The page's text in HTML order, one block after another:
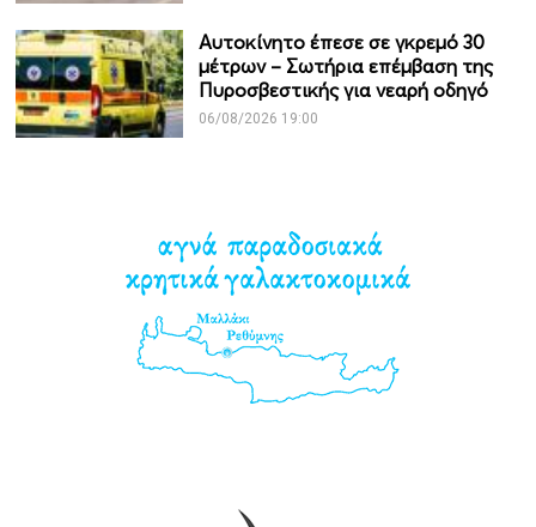
Αυτοκίνητο έπεσε σε γκρεμό 30
μέτρων – Σωτήρια επέμβαση της
Πυροσβεστικής για νεαρή οδηγό
06/08/2026 19:00